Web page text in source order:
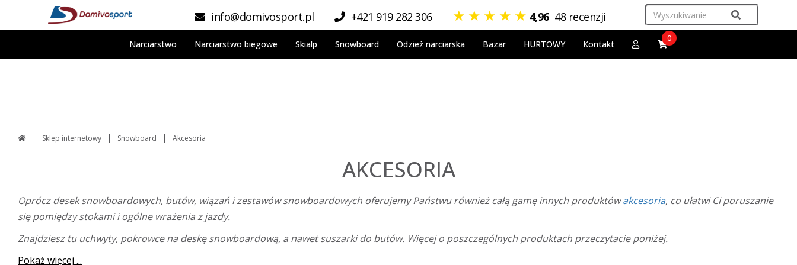
info@domivosport.pl +421 919 282 306 ★ ★ ★ ★ ★ 4,96 48 recenzji
Narciarstwo Narciarstwo biegowe Skialp Snowboard Odzież narciarska Bazar HURTOWY Kontakt
0
Sklep internetowy Snowboard Akcesoria
AKCESORIA
Oprócz desek snowboardowych, butów, wiązań i zestawów snowboardowych oferujemy Państwu również całą gamę innych produktówakcesoria, co ułatwi Ci poruszanie
się pomiędzy stokami i ogólne wrażenia z jazdy.
Znajdziesz tu uchwyty, pokrowce na deskę snowboardową, a nawet suszarki do butów. Więcej o poszczególnych produktach przeczytacie poniżej.
Pokaż więcej ...